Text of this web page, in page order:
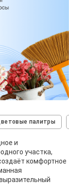
палитры
и
участка,
комфортное